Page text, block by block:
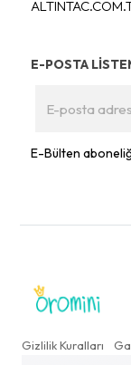
E-POSTA
E-Bülten
Gizlilik Kuralları